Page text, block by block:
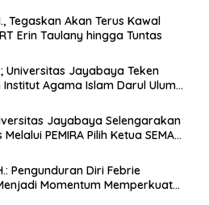
Tegaskan Akan Terus Kawal
Erin Taulany hingga Tuntas
Universitas Jayabaya Teken
Agama Islam Darul Ulum
Jayabaya Selengarakan
PEMIRA Pilih Ketua SEMA
Pengunduran Diri Febrie
Momentum Memperkuat